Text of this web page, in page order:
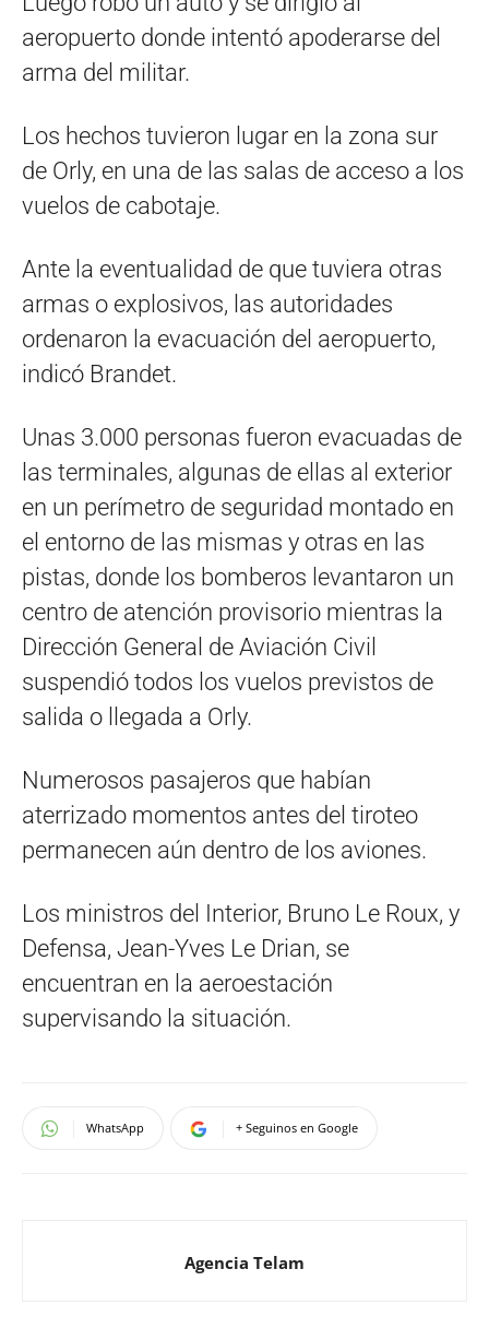
aeropuerto donde intentó apoderarse del
arma del militar.
Los hechos tuvieron lugar en la zona sur
de Orly, en una de las salas de acceso a los
vuelos de cabotaje.
Ante la eventualidad de que tuviera otras
armas o explosivos, las autoridades
ordenaron la evacuación del aeropuerto,
indicó Brandet.
Unas 3.000 personas fueron evacuadas de
las terminales, algunas de ellas al exterior
en un perímetro de seguridad montado en
el entorno de las mismas y otras en las
pistas, donde los bomberos levantaron un
centro de atención provisorio mientras la
Dirección General de Aviación Civil
suspendió todos los vuelos previstos de
salida o llegada a Orly.
Numerosos pasajeros que habían
aterrizado momentos antes del tiroteo
permanecen aún dentro de los aviones.
Los ministros del Interior, Bruno Le Roux, y
Defensa, Jean-Yves Le Drian, se
encuentran en la aeroestación
supervisando la situación.
WhatsApp + Seguinos en Google
Agencia Telam